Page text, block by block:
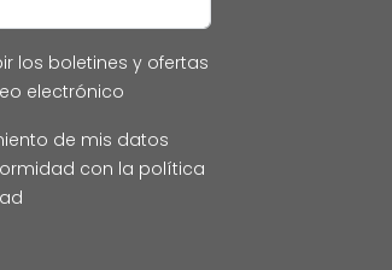
los boletines y ofertas
electrónico
de mis datos
con la política